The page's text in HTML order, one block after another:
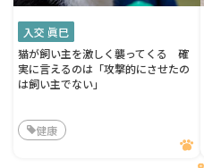
入交 眞巳
猫が飼い主を激しく襲ってくる 確
実に言えるのは「攻撃的にさせたの
は飼い主でない」
健康